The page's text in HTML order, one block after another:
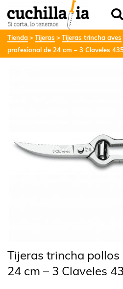
Tienda Tijeras Tijeras trincha aves
profesional de 24 cm – 3 Claveles
Tijeras trincha
24 cm – 3 Claveles